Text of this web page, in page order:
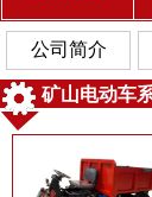
公司简介
矿山电动车